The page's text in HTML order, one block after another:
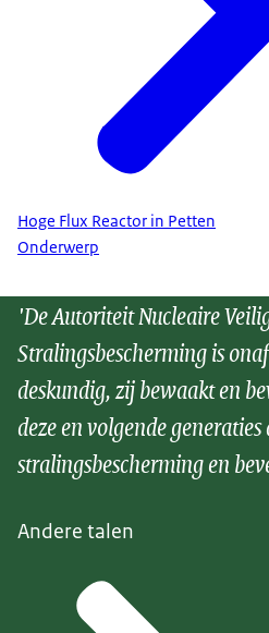
Hoge Flux Reactor in Petten
Onderwerp
'De Autoriteit Nucleaire
Stralingsbescherming is
deskundig, zij bewaakt en
deze en volgende
stralingsbescherming en
Andere talen